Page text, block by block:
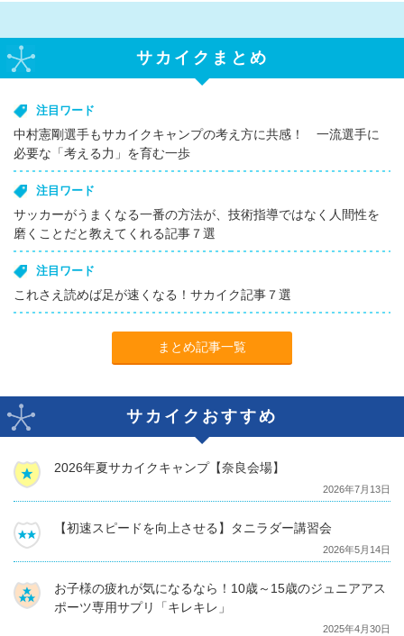
サカイクまとめ
注目ワード
中村憲剛選手もサカイクキャンプの考え方に共感！ 一流選手に
必要な「考える力」を育む一歩
注目ワード
サッカーがうまくなる一番の方法が、技術指導ではなく人間性を
磨くことだと教えてくれる記事７選
注目ワード
これさえ読めば足が速くなる！サカイク記事７選
まとめ記事一覧
サカイクおすすめ
2026年夏サカイクキャンプ【奈良会場】
2026年7月13日
【初速スピードを向上させる】タニラダー講習会
2026年5月14日
お子様の疲れが気になるなら！10歳～15歳のジュニアアス
ポーツ専用サプリ「キレキレ」
2025年4月30日